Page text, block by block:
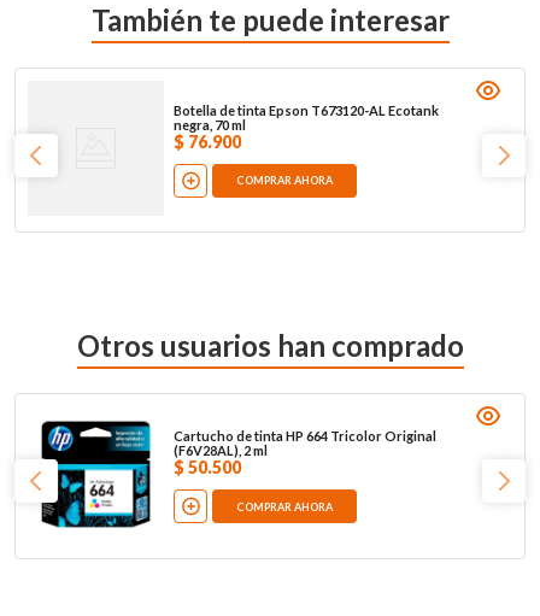
También te puede interesar
Botella de tinta Epson T673120-AL Ecotank
negra, 70 ml
$ 76.900
COMPRAR AHORA
Otros usuarios han comprado
Cartucho de tinta HP 664 Tricolor Original
(F6V28AL), 2 ml
$ 50.500
COMPRAR AHORA